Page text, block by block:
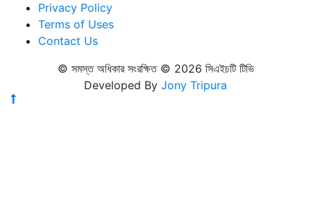
Privacy Policy
Terms of Uses
Contact Us
© সমস্ত অধিকার সংরক্ষিত © 2026 সিএইচটি টিভি
Developed By Jony Tripura